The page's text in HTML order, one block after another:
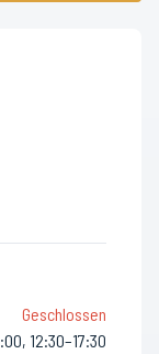
Geschlossen
12:30–17:30